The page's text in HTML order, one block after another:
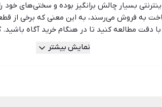
بسیار چالش برانگیز بوده و سختی‌های خود
به فروش می‌رسند، به این معنی که برخی از
دقت مطالعه کنید تا در هنگام خرید آگاه
لوازم دست دوم و کارکرده معقول‌تر است.
سریع‌تر شدن معاملات شما کمک کند. تفاوتی
نمایش بیشتر